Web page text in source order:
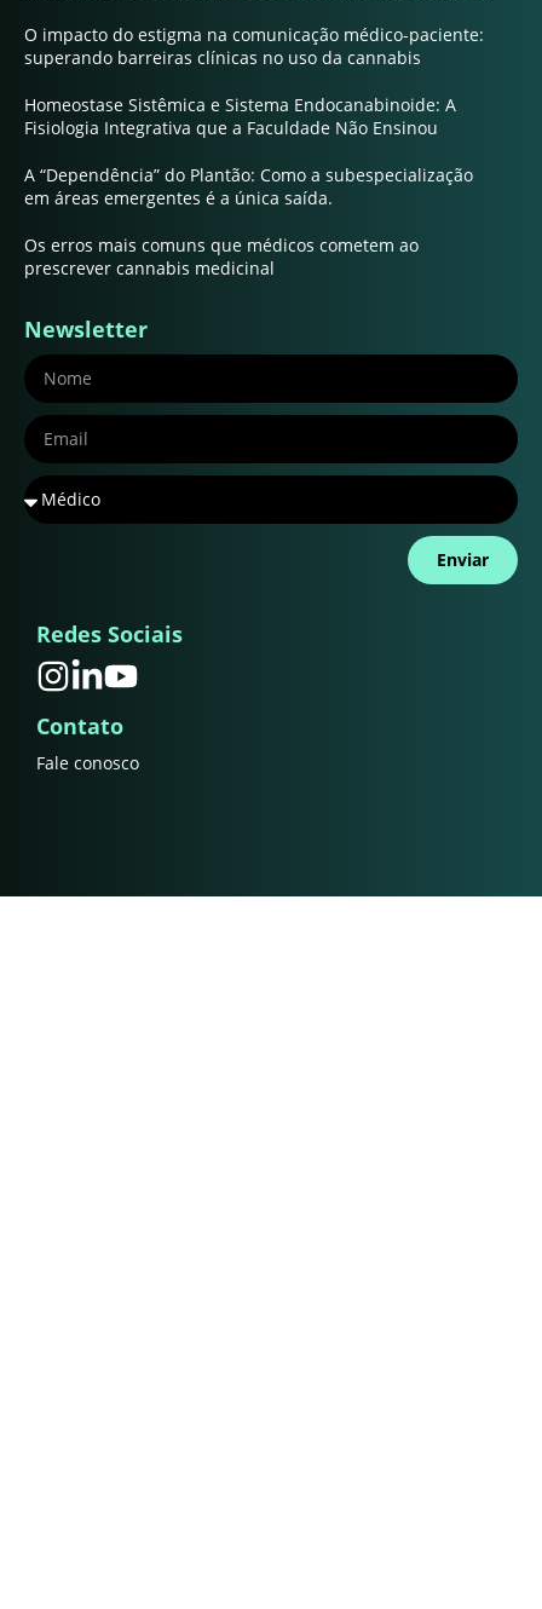
O impacto do estigma na comunicação médico-paciente:
superando barreiras clínicas no uso da cannabis
Homeostase Sistêmica e Sistema Endocanabinoide: A
Fisiologia Integrativa que a Faculdade Não Ensinou
A “Dependência” do Plantão: Como a subespecialização
em áreas emergentes é a única saída.
Os erros mais comuns que médicos cometem ao
prescrever cannabis medicinal
Newsletter
Enviar
Redes Sociais
Contato
Fale conosco